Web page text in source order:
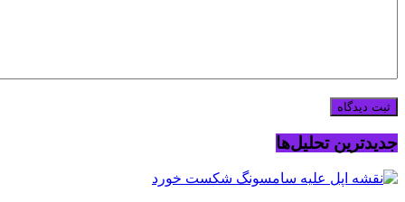
جدیدترین تحلیل‌ها